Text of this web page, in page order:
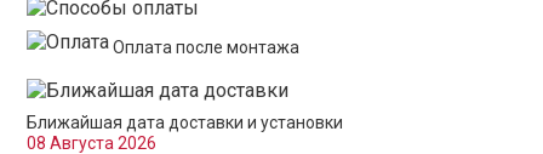
Оплата после монтажа
Ближайшая дата доставки и установки
08 Августа 2026